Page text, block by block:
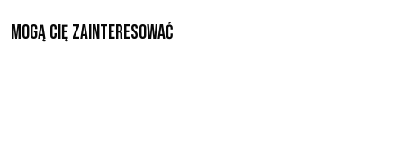
Mogą Cię zainteresować